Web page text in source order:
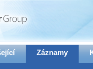
Záznamy